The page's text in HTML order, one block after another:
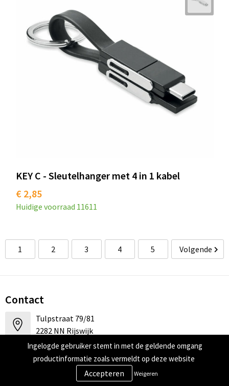
KEY C - Sleutelhanger met 4 in 1 kabel
€ 2,85
Huidige voorraad 11611
1 2 3 4 5 Volgende
Contact
Tulpstraat 79/81
2282 NN Rijswijk
+31 (0)85 07 17 888
Ingelogde gebruiker stemt in met de geldende omgang
productinformatie zoals vermeldt op deze website
Weigeren